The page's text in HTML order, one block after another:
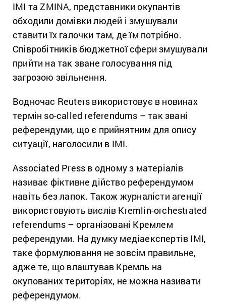
ІМІ та ZMINA, представники окупантів
обходили домівки людей і змушували
ставити їх галочки там, де їм потрібно.
Співробітників бюджетної сфери змушували
прийти на так зване голосування під
загрозою звільнення.
Водночас Reuters використовує в новинах
термін so-called referendums – так звані
референдуми, що є прийнятним для опису
ситуації, наголосили в ІМІ.
Associated Press в одному з матеріалів
називає фіктивне дійство референдумом
навіть без лапок. Також журналісти агенції
використовують вислів Kremlin-orchestrated
referendums – організовані Кремлем
референдуми. На думку медіаекспертів ІМІ,
таке формулювання не зовсім правильне,
адже те, що влаштував Кремль на
окупованих територіях, не можна називати
референдумом.